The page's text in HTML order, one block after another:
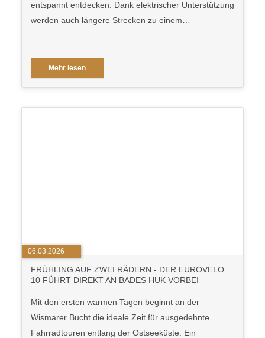
entspannt entdecken. Dank elektrischer Unterstützung
werden auch längere Strecken zu einem…
Mehr lesen
06.03.2026
FRÜHLING AUF ZWEI RÄDERN - DER EUROVELO
10 FÜHRT DIREKT AN BADES HUK VORBEI
Mit den ersten warmen Tagen beginnt an der
Wismarer Bucht die ideale Zeit für ausgedehnte
Fahrradtouren entlang der Ostseeküste. Ein